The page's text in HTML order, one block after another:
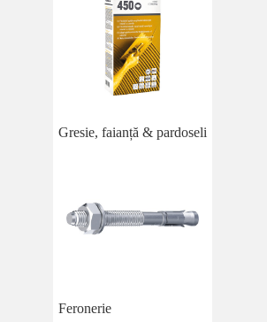
Gresie, faianță & pardoseli
Feronerie